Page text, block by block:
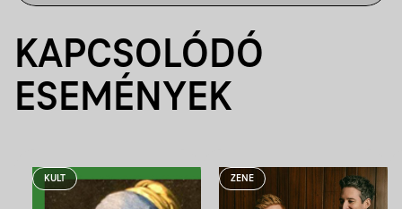
KAPCSOLÓDÓ
ESEMÉNYEK
KULT ZENE